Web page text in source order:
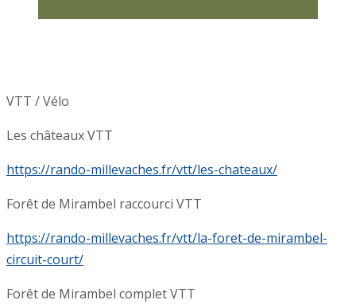
VTT / Vélo
Les châteaux VTT
https://rando-millevaches.fr/vtt/les-chateaux/
Forêt de Mirambel raccourci VTT
https://rando-millevaches.fr/vtt/la-foret-de-mirambel-
circuit-court/
Forêt de Mirambel complet VTT